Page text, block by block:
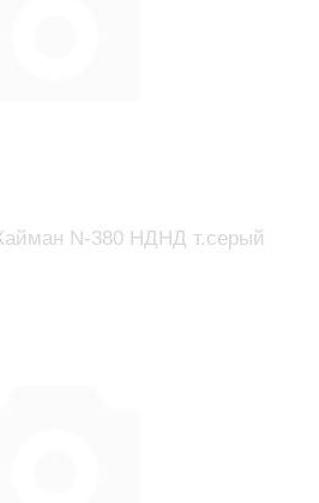
N-380 НДНД т.серый